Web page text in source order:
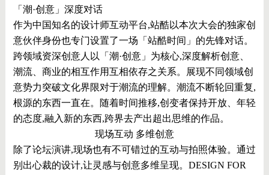
「潮·创意」深度对话
作为中国知名的设计师互动平台,站酷以本次大会的独家创
意伙伴身份也专门设置了一场「站酷时间」的先锋对话。
跨领域资深创意人以「潮·创意」为核心,深度解析创意、
潮流、商业的相互作用互相依存之关系。展现不同领域创
意势力突破文化界限对于潮流的理解。潮流不断轮回重复,
根源的东西一直在。随着时间推移,创变者保持开放、年轻
的态度,融入新的东西,跨界去产出超出思维的作品。
现场互动 多维创意
除了论坛演讲,现场也有不可错过的互动与拍照体验。通过
别出心裁的设计,让灵感与创意多维呈现。DESIGN FOR